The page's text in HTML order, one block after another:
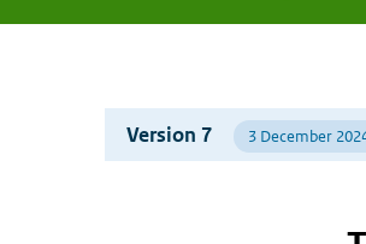
here:
Version 7 3 December